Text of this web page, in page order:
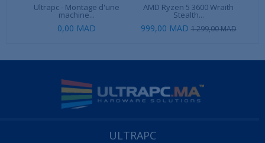
Ultrapc - Montage d'une
machine...
0,00 MAD
AMD Ryzen 5 3600 Wraith
Stealth...
999,00 MAD 1 299,00 MAD
ULTRAPC